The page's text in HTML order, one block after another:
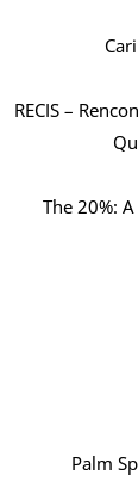
RECIS –
The 20%:
Palm